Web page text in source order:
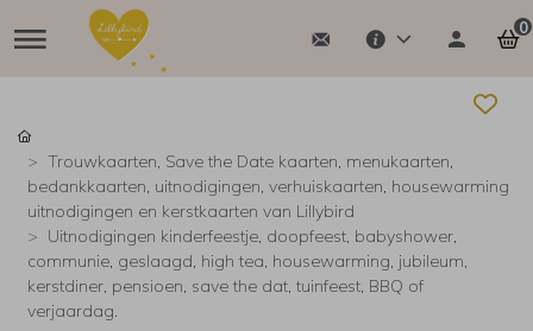
0
Trouwkaarten, Save the Date kaarten, menukaarten,
bedankkaarten, uitnodigingen, verhuiskaarten, housewarming
uitnodigingen en kerstkaarten van Lillybird
Uitnodigingen kinderfeestje, doopfeest, babyshower,
communie, geslaagd, high tea, housewarming, jubileum,
kerstdiner, pensioen, save the dat, tuinfeest, BBQ of
verjaardag.